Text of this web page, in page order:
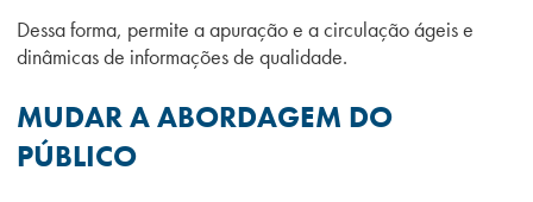
Dessa forma, permite a apuração e a circulação ágeis e
dinâmicas de informações de qualidade.
MUDAR A ABORDAGEM DO
PÚBLICO